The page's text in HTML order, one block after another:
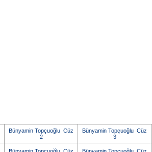
Bünyamin Topçuoğlu Cüz
2
Bünyamin Topçuoğlu Cüz
3